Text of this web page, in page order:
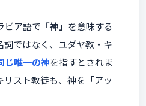
ビア語で 「神」 を意味する
ではなく、ユダヤ教・キ
じ唯一の神を指すとされま
リスト教徒も、神を「アッ